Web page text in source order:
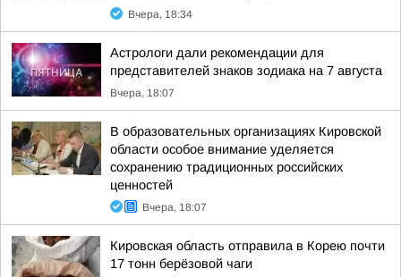
Вчера, 18:34
Астрологи дали рекомендации для
представителей знаков зодиака на 7 августа
Вчера, 18:07
В образовательных организациях Кировской
области особое внимание уделяется
сохранению традиционных российских
ценностей
Вчера, 18:07
Кировская область отправила в Корею почти
17 тонн берёзовой чаги